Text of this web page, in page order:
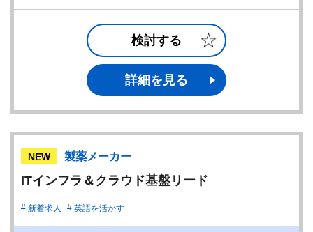
検討する
詳細を見る
NEW 製薬メーカー
ITインフラ＆クラウド基盤リード
新着求人 英語を活かす